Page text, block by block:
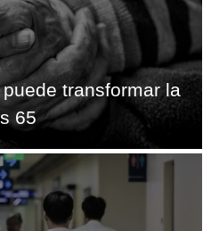
transformar la
65